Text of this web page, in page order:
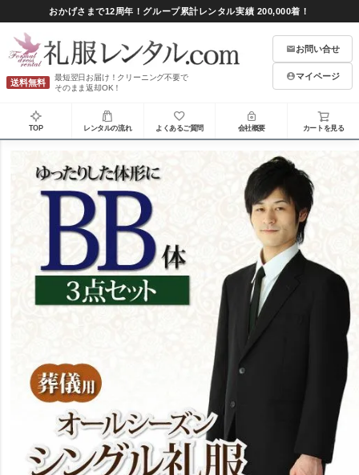
おかげさまで12周年！グループ累計レンタル実績 200,000着！
送料無料
最短翌日お届け！クリーニング不要で
そのまま返却OK！
お問い合せ
マイページ
TOP レンタルの流れ よくあるご質問 会社概要 カートを見る